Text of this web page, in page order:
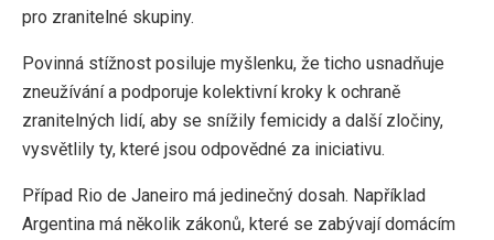
pro zranitelné skupiny.
Povinná stížnost posiluje myšlenku, že ticho usnadňuje
zneužívání a podporuje kolektivní kroky k ochraně
zranitelných lidí, aby se snížily femicidy a další zločiny,
vysvětlily ty, které jsou odpovědné za iniciativu.
Případ Rio de Janeiro má jedinečný dosah. Například
Argentina má několik zákonů, které se zabývají domácím